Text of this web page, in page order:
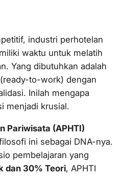
industri perhotelan
waktu untuk melatih
Yang dibutuhkan adalah
(ready-to-work) dengan
Inilah mengapa
menjadi krusial.
Pariwisata (APHTI)
ini sebagai DNA-nya.
pembelajaran yang
dan 30% Teori, APHTI